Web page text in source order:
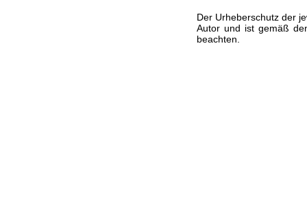
Der Urheberschutz der
Autor und ist gemäß
beachten.